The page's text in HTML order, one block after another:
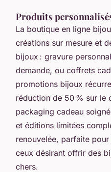
Produits
La boutique en ligne
créations sur mesure et
bijoux : gravure
demande, ou coffrets
promotions bijoux
réduction de 50 % sur le
packaging cadeau
et éditions limitées
renouvelée, parfaite
ceux désirant offrir des
chers.